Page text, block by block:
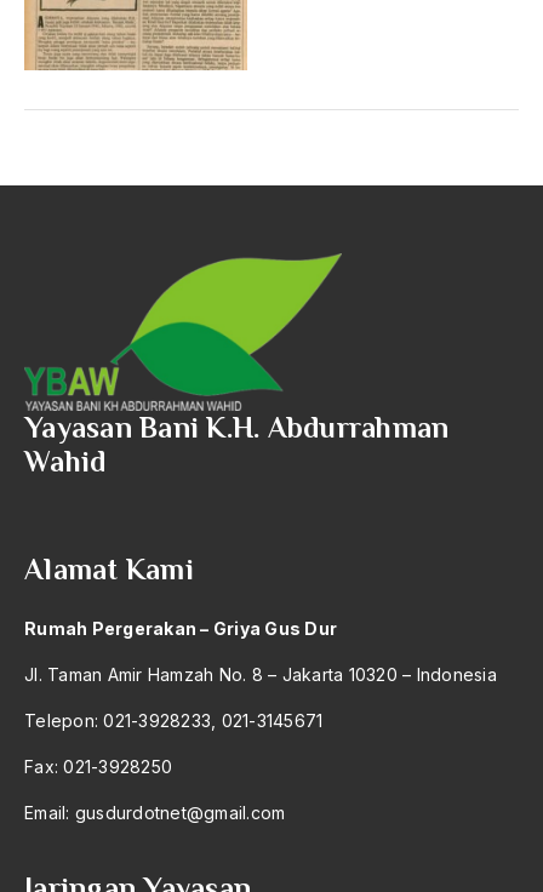
Yayasan Bani K.H. Abdurrahman
Wahid
Alamat Kami
Rumah Pergerakan – Griya Gus Dur
Jl. Taman Amir Hamzah No. 8 – Jakarta 10320 – Indonesia
Telepon: 021-3928233, 021-3145671
Fax: 021-3928250
Email: gusdurdotnet@gmail.com